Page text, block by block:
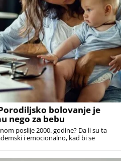
Porodiljsko bolovanje je
nego za bebu
poslije 2000. godine? Da li su ta
i emocionalno, kad bi se